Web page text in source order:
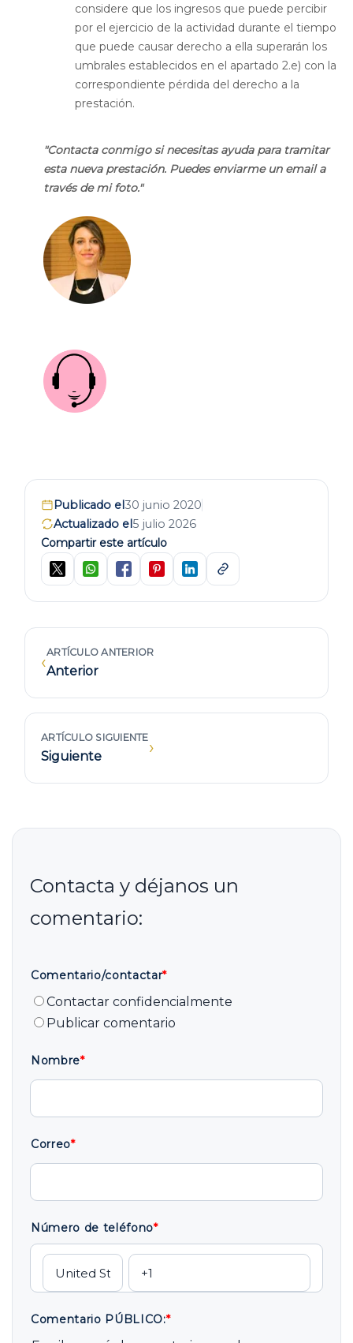
considere que los ingresos que puede percibir
por el ejercicio de la actividad durante el tiempo
que puede causar derecho a ella superarán los
umbrales establecidos en el apartado 2.e) con la
correspondiente pérdida del derecho a la
prestación.
"Contacta conmigo si necesitas ayuda para tramitar
esta nueva prestación. Puedes enviarme un email a
través de mi foto."
Publicado el30 junio 2020
Actualizado el5 julio 2026
Compartir este artículo
‹ARTÍCULO ANTERIOR
Anterior
ARTÍCULO SIGUIENTE
Siguiente ›
Comentario/contactar*
Contactar confidencialmente
Publicar comentario
Nombre*
Correo*
Número de teléfono*
Comentario PÚBLICO:*